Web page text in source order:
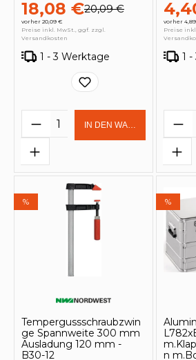
18,08 €20,09 €
vorher 20,09 €
Preise inkl. MwSt., ggf. zzgl.
Versandkosten
1 - 3 Werktage
Produkt Anzahl: Gib
IN DEN WARENKORB
vorher
Preise
1
%
Tempergussschraubzwin
ge Spannweite 300 mm
Ausladung 120 mm -
B30-12
%
n